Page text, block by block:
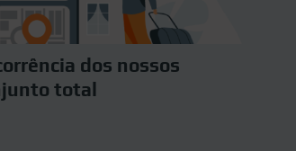
dos nossos
total